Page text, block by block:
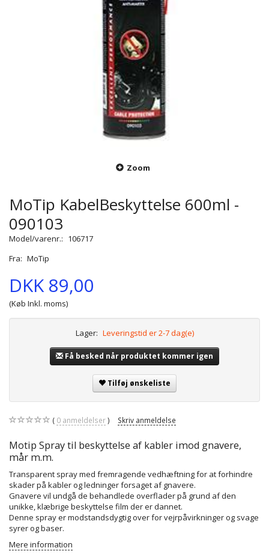
Zoom
MoTip KabelBeskyttelse 600ml -
090103
Model/varenr.: 106717
Fra: MoTip
DKK 89,00
(Køb Inkl. moms)
Lager: Leveringstid er 2-7 dag(e)
Få besked når produktet kommer igen
Tilføj ønskeliste
0 anmeldelser Skriv anmeldelse
Motip Spray til beskyttelse af kabler imod gnavere,
mår m.m.
Transparent spray med fremragende vedhæftning for at forhindre
skader på kabler og ledninger forsaget af gnavere.
Gnavere vil undgå de behandlede overflader på grund af den
unikke, klæbrige beskyttelse film der er dannet.
Denne spray er modstandsdygtig over for vejrpåvirkninger og svage
syrer og baser.
Mere information